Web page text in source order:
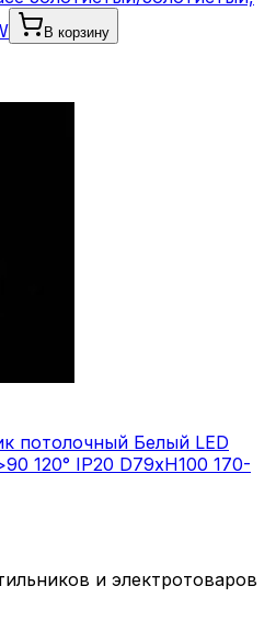
В корзину
потолочный Белый LED
120° IP20 D79xH100 170-
и электротоваров